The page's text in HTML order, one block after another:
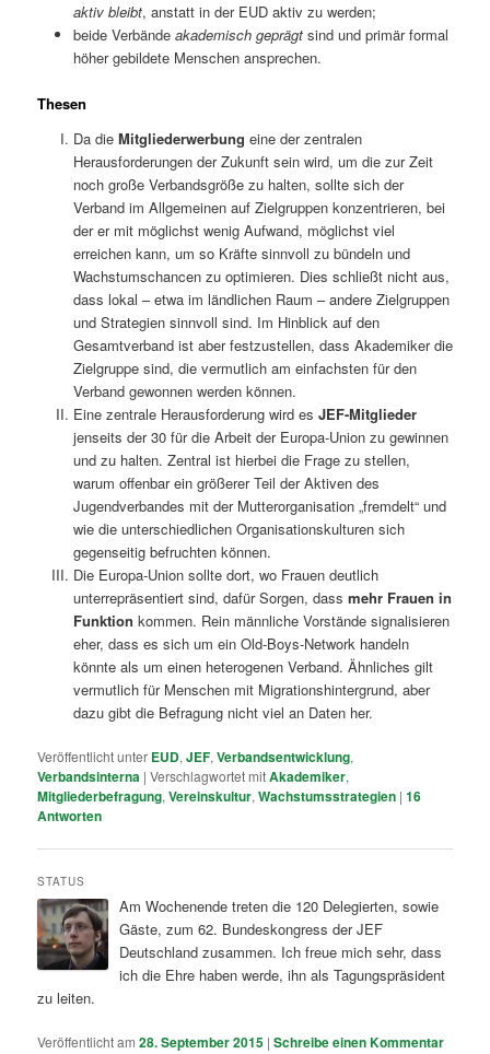
aktiv bleibt, anstatt in der EUD aktiv zu werden;
beide Verbände akademisch geprägtsind und primär formal
höher gebildete Menschen ansprechen.
Thesen
Da die Mitgliederwerbung eine der zentralen
Herausforderungen der Zukunft sein wird, um die zur Zeit
noch große Verbandsgröße zu halten, sollte sich der
Verband im Allgemeinen auf Zielgruppen konzentrieren, bei
der er mit möglichst wenig Aufwand, möglichst viel
erreichen kann, um so Kräfte sinnvoll zu bündeln und
Wachstumschancen zu optimieren. Dies schließt nicht aus,
dass lokal – etwa im ländlichen Raum – andere Zielgruppen
und Strategien sinnvoll sind. Im Hinblick auf den
Gesamtverband ist aber festzustellen, dass Akademiker die
Zielgruppe sind, die vermutlich am einfachsten für den
Verband gewonnen werden können.
Eine zentrale Herausforderung wird es JEF-Mitglieder
jenseits der 30 für die Arbeit der Europa-Union zu gewinnen
und zu halten. Zentral ist hierbei die Frage zu stellen,
warum offenbar ein größerer Teil der Aktiven des
Jugendverbandes mit der Mutterorganisation „fremdelt“ und
wie die unterschiedlichen Organisationskulturen sich
gegenseitig befruchten können.
Die Europa-Union sollte dort, wo Frauen deutlich
unterrepräsentiert sind, dafür Sorgen, dass mehr Frauen in
Funktion kommen. Rein männliche Vorstände signalisieren
eher, dass es sich um ein Old-Boys-Network handeln
könnte als um einen heterogenen Verband. Ähnliches gilt
vermutlich für Menschen mit Migrationshintergrund, aber
dazu gibt die Befragung nicht viel an Daten her.
Veröffentlicht unter EUD,JEF,Verbandsentwicklung,
Verbandsinterna |Verschlagwortet mitAkademiker,
Mitgliederbefragung,Vereinskultur,Wachstumsstrategien |16
Antworten
STATUS
Am Wochenende treten die 120 Delegierten, sowie
Gäste, zum 62. Bundeskongress der JEF
Deutschland zusammen. Ich freue mich sehr, dass
ich die Ehre haben werde, ihn als Tagungspräsident
zu leiten.
Veröffentlicht am28. September 2015 |Schreibe einen Kommentar